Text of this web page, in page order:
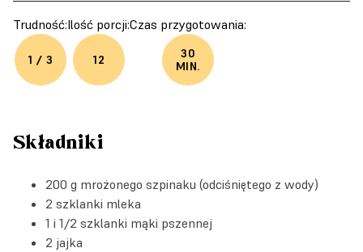
Trudność:
1 / 3
Ilość porcji:
12
Czas przygotowania:
30
MIN.
Składniki
200 g mrożonego szpinaku (odciśniętego z wody)
2 szklanki mleka
1 i 1/2 szklanki mąki pszennej
2 jajka